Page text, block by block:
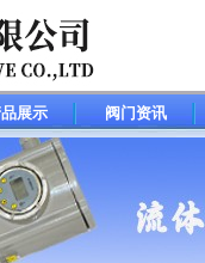
展示 阀门资讯